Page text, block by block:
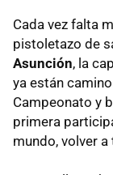
Cada vez falta
pistoletazo de
Asunción, la
ya están
Campeonato y
primera
mundo, volver